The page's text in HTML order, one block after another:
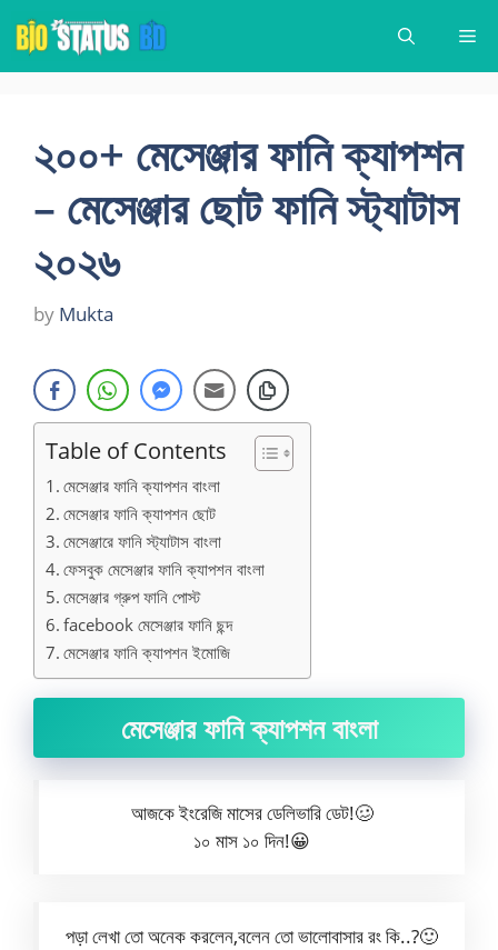
Skip
content
২০০+ মেসেঞ্জার ফানি ক্যাপশন
– মেসেঞ্জার ছোট ফানি স্ট্যাটাস
২০২৬
by Mukta
Table of Contents
মেসেঞ্জার ফানি ক্যাপশন বাংলা
মেসেঞ্জার ফানি ক্যাপশন ছোট
মেসেঞ্জারে ফানি স্ট্যাটাস বাংলা
ফেসবুক মেসেঞ্জার ফানি ক্যাপশন বাংলা
মেসেঞ্জার গ্রুপ ফানি পোস্ট
facebook মেসেঞ্জার ফানি ছন্দ
মেসেঞ্জার ফানি ক্যাপশন ইমোজি
মেসেঞ্জার ফানি ক্যাপশন বাংলা
আজকে ইংরেজি মাসের ডেলিভারি ডেট!🥴
১০ মাস ১০ দিন!😀
পড়া লেখা তো অনেক করলেন,বলেন তো ভালোবাসার রং কি..?🙂